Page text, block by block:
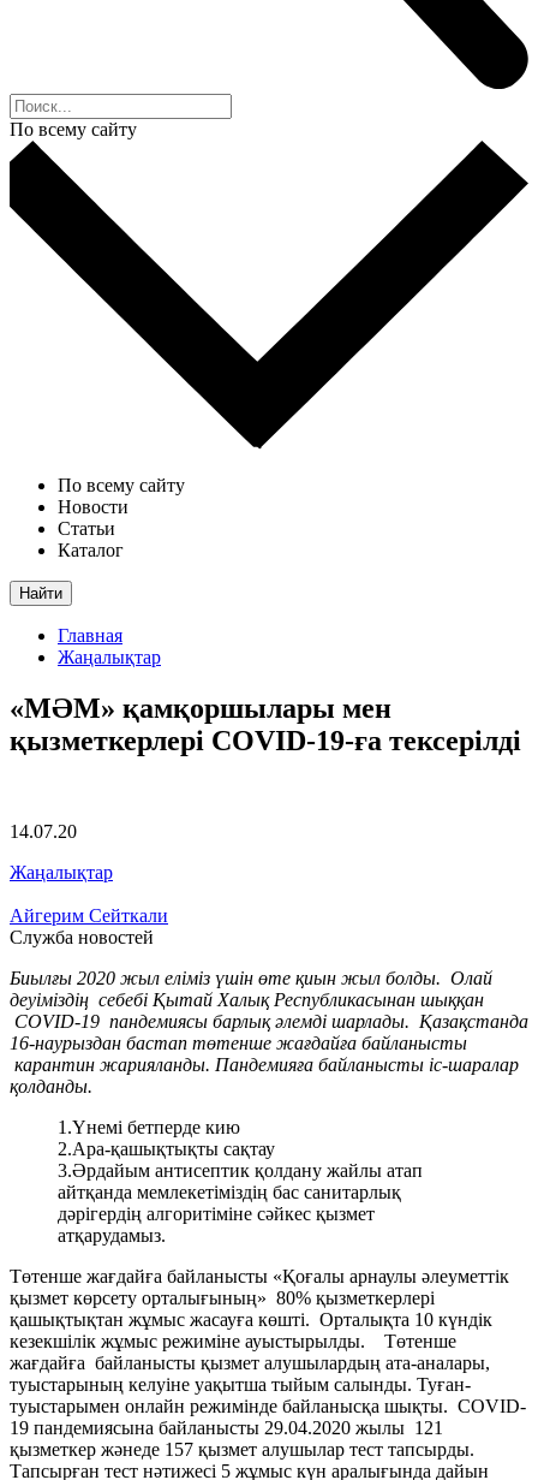
По всему сайту
По всему сайту
Новости
Статьи
Каталог
Найти
Главная
Жаңалықтар
«МӘМ» қамқоршылары мен
қызметкерлері COVID-19-ға тексерілді
14.07.20
Жаңалықтар
Айгерим Сейткали
Служба новостей
Биылғы 2020 жыл еліміз үшін өте қиын жыл болды. Олай
деуіміздің себебі Қытай Халық Республикасынан шыққан
COVID-19 пандемиясы барлық әлемді шарлады. Қазақстанда
16-наурыздан бастап төтенше жағдайға байланысты
карантин жарияланды. Пандемияға байланысты іс-шаралар
қолданды.
1.Үнемі бетперде кию
2.Ара-қашықтықты сақтау
3.Әрдайым антисептик қолдану жайлы атап
айтқанда мемлекетіміздің бас санитарлық
дәрігердің алгоритіміне сәйкес қызмет
атқарудамыз.
Төтенше жағдайға байланысты «Қоғалы арнаулы әлеуметтік
қызмет көрсету орталығының» 80% қызметкерлері
қашықтықтан жұмыс жасауға көшті. Орталықта 10 күндік
кезекшілік жұмыс режиміне ауыстырылды. Төтенше
жағдайға байланысты қызмет алушылардың ата-аналары,
туыстарының келуіне уақытша тыйым салынды. Туған-
туыстарымен онлайн режимінде байланысқа шықты. COVID-
19 пандемиясына байланысты 29.04.2020 жылы 121
қызметкер жәнеде 157 қызмет алушылар тест тапсырды.
Тапсырған тест нәтижесі 5 жұмыс күн аралығында дайын